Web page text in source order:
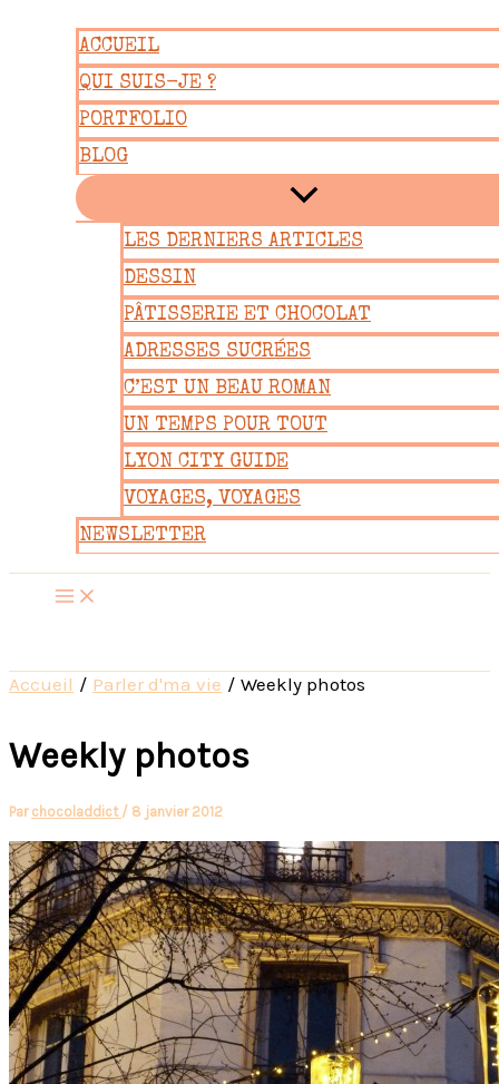
contenu
ACCUEIL
QUI SUIS-JE ?
PORTFOLIO
BLOG
LES DERNIERS ARTICLES
DESSIN
PÂTISSERIE ET CHOCOLAT
ADRESSES SUCRÉES
C’EST UN BEAU ROMAN
UN TEMPS POUR TOUT
LYON CITY GUIDE
VOYAGES, VOYAGES
NEWSLETTER
Accueil Parler d'ma vie Weekly photos
Weekly photos
Par chocoladdict / 8 janvier 2012